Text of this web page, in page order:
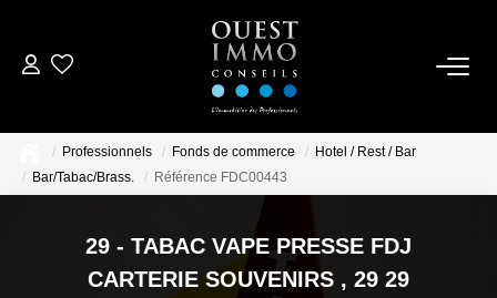
ACCUEIL
ACHETER
NOS RÉALISATIONS
Professionnels Fonds de commerce
Hotel / Rest / Bar
Bar/Tabac/Brass.
Référence FDC00443
29 - TABAC VAPE PRESSE FDJ
CARTERIE SOUVENIRS , 29 29